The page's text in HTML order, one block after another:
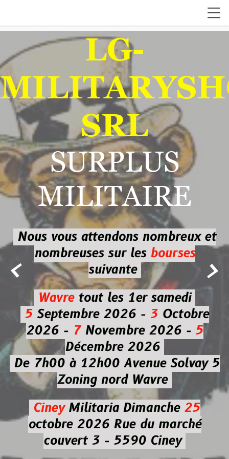
 
LG-
SRL
SURPLUS
MILITAIRE
Nous vous attendons nombreux et
nombreuses sur les bourses
suivante
Wavretout les 1er samedi
5Septembre 2026 - 3Octobre
2026 -7Novembre 2026 - 5
Décembre 2026
De 7h00 à 12h00 Avenue Solvay 5
Zoning nord Wavre
CineyMilitaria Dimanche 25
octobre 2026Rue du marché
couvert 3 - 5590 Ciney